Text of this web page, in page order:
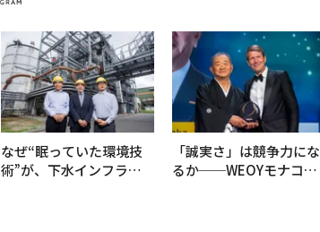
なぜ“眠っていた環境技
術”が、下水インフラを
「誠実さ」は競争力にな
るか──WEOYモナコで